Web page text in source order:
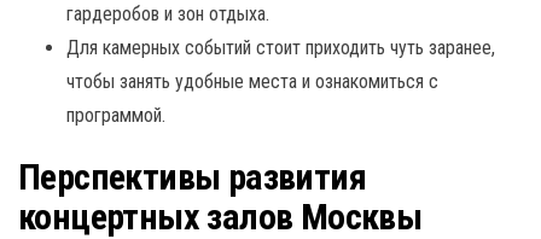
гардеробов и зон отдыха.
Для камерных событий стоит приходить чуть заранее,
чтобы занять удобные места и ознакомиться с
программой.
Перспективы развития
концертных залов Москвы